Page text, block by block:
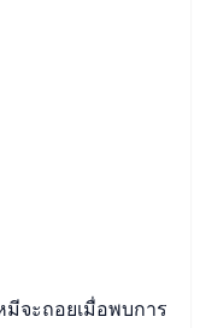
จะถอยเมื่อพบการ